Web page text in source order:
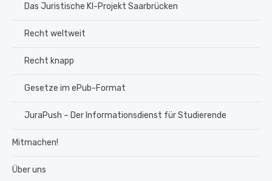
Das Juristische KI-Projekt Saarbrücken
Recht weltweit
Recht knapp
Gesetze im ePub-Format
JuraPush – Der Informationsdienst für Studierende
Mitmachen!
Über uns